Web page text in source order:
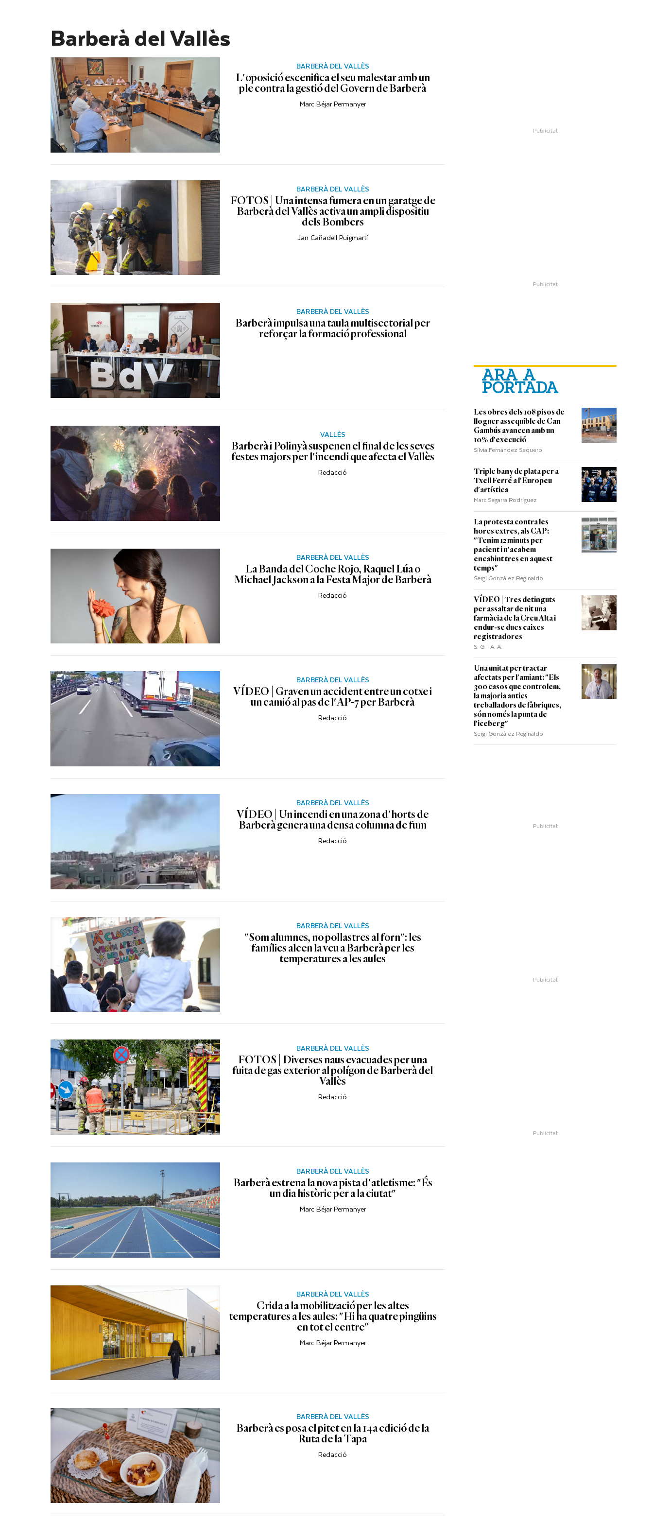
Barberà del Vallès
BARBERÀ DEL VALLÈS
L'oposició escenifica el seu malestar amb un
ple contra la gestió del Govern de Barberà
Marc Béjar Permanyer
BARBERÀ DEL VALLÈS
FOTOS | Una intensa fumera en un garatge de
Barberà del Vallès activa un ampli dispositiu
dels Bombers
Jan Cañadell Puigmartí
BARBERÀ DEL VALLÈS
Barberà impulsa una taula multisectorial per
reforçar la formació professional
VALLÈS
Barberà i Polinyà suspenen el final de les seves
festes majors per l'incendi que afecta el Vallès
Redacció
BARBERÀ DEL VALLÈS
La Banda del Coche Rojo, Raquel Lúa o
Michael Jackson a la Festa Major de Barberà
Redacció
BARBERÀ DEL VALLÈS
VÍDEO | Graven un accident entre un cotxe i
un camió al pas de l'AP-7 per Barberà
Redacció
BARBERÀ DEL VALLÈS
VÍDEO | Un incendi en una zona d'horts de
Barberà genera una densa columna de fum
Redacció
BARBERÀ DEL VALLÈS
"Som alumnes, no pollastres al forn": les
famílies alcen la veu a Barberà per les
temperatures a les aules
BARBERÀ DEL VALLÈS
FOTOS | Diverses naus evacuades per una
fuita de gas exterior al polígon de Barberà del
Vallès
Redacció
BARBERÀ DEL VALLÈS
Barberà estrena la nova pista d'atletisme: "És
un dia històric per a la ciutat"
Marc Béjar Permanyer
BARBERÀ DEL VALLÈS
Crida a la mobilització per les altes
temperatures a les aules: "Hi ha quatre pingüins
en tot el centre"
Marc Béjar Permanyer
BARBERÀ DEL VALLÈS
Barberà es posa el pitet en la 14a edició de la
Ruta de la Tapa
Redacció
ARA A
PORTADA
Les obres dels 108 pisos de
lloguer assequible de Can
Gambús avancen amb un
10% d'execució
Sílvia Fernández Sequero
Triple bany de plata per a
Txell Ferré a l'Europeu
d'artística
Marc Segarra Rodríguez
La protesta contra les
hores extres, als CAP:
"Tenim 12 minuts per
pacient i n'acabem
encabint tres en aquest
temps"
Sergi Gonzàlez Reginaldo
VÍDEO | Tres detinguts
per assaltar de nit una
farmàcia de la Creu Alta i
endur-se dues caixes
registradores
S. G. i A. A.
Una unitat per tractar
afectats per l'amiant: "Els
300 casos que controlem,
la majoria antics
treballadors de fàbriques,
són només la punta de
l'iceberg"
Sergi Gonzàlez Reginaldo